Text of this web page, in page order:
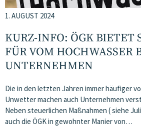
1. AUGUST 2024
KURZ-INFO: ÖGK BIETET
FÜR VOM HOCHWASSER
UNTERNEHMEN
Die in den letzten Jahren immer häufiger
Unwetter machen auch Unternehmen
Neben steuerlichen Maßnahmen ( siehe
auch die ÖGK in gewohnter Manier von…